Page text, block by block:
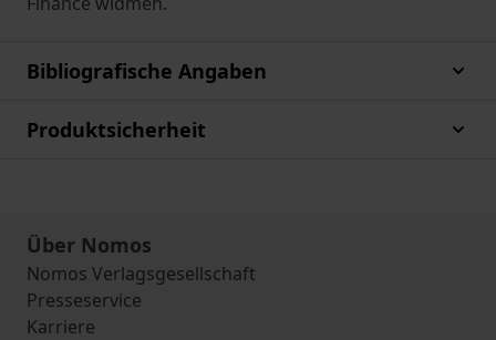
Bibliografische Angaben
Produktsicherheit
Über Nomos
Nomos Verlagsgesellschaft
Presseservice
Karriere